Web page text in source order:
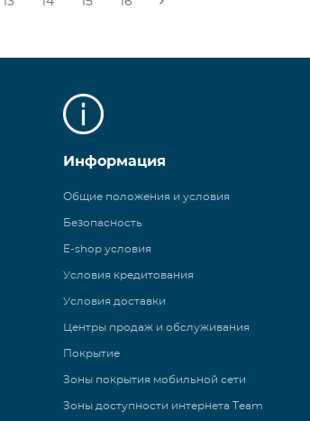
Информация
Общие положения и условия
Безопасность
E-shop условия
Условия кредитования
Условия доставки
Центры продаж и обслуживания
Покрытие
Зоны покрытия мобильной сети
Зоны доступности интернета Team